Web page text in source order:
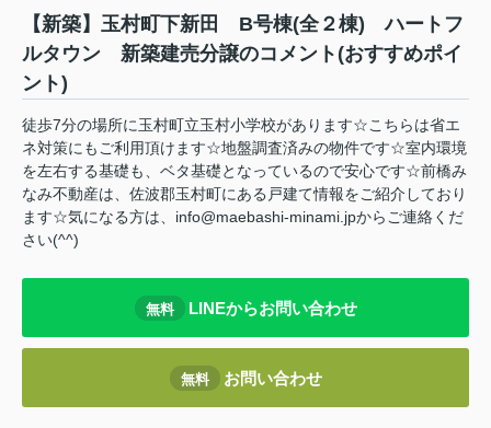
【新築】玉村町下新田 B号棟(全２棟) ハートフ
ルタウン 新築建売分譲のコメント(おすすめポイ
ント)
徒歩7分の場所に玉村町立玉村小学校があります☆こちらは省エ
ネ対策にもご利用頂けます☆地盤調査済みの物件です☆室内環境
を左右する基礎も、ベタ基礎となっているので安心です☆前橋み
なみ不動産は、佐波郡玉村町にある戸建て情報をご紹介しており
ます☆気になる方は、info@maebashi-minami.jpからご連絡くだ
さい(^^)
無料 LINEからお問い合わせ
無料 お問い合わせ